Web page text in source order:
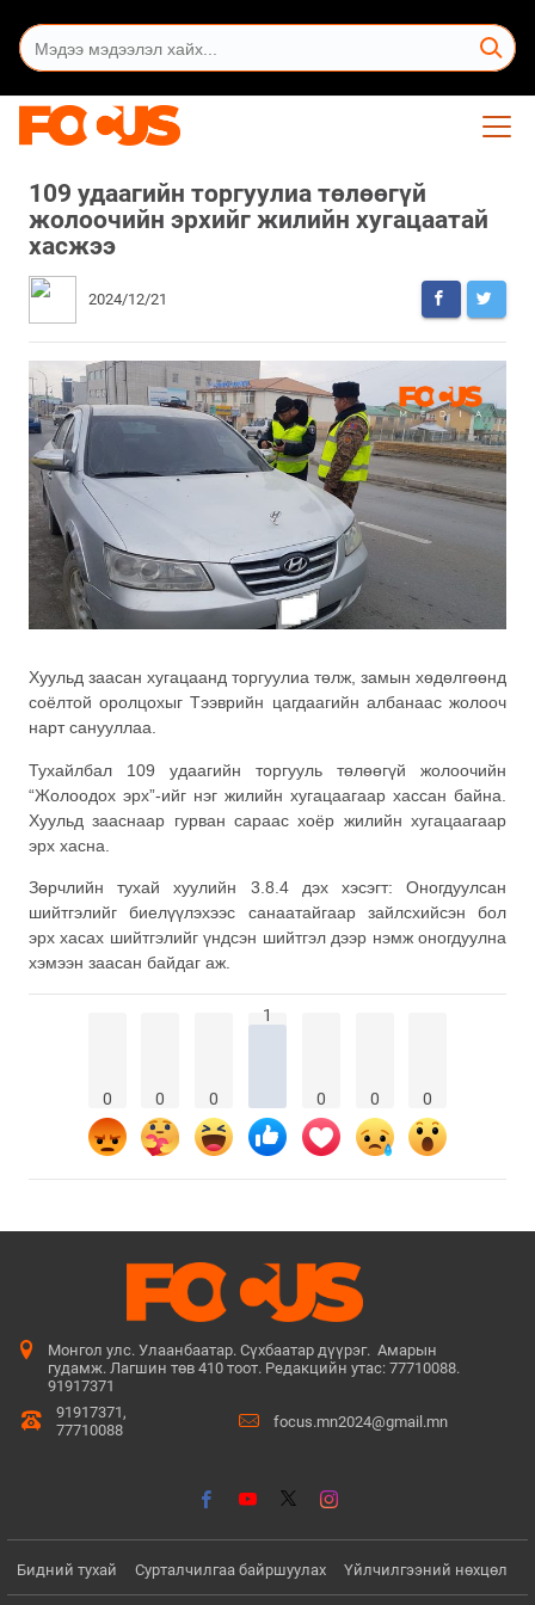
109 удаагийн торгуулиа төлөөгүй
жолоочийн эрхийг жилийн хугацаатай
хасжээ
2024/12/21
Хуульд заасан хугацаанд торгуулиа төлж, замын хөдөлгөөнд
соёлтой оролцохыг Тээврийн цагдаагийн албанаас жолооч
нарт санууллаа.
Тухайлбал 109 удаагийн торгууль төлөөгүй жолоочийн
“Жолоодох эрх”-ийг нэг жилийн хугацаагаар хассан байна.
Хуульд зааснаар гурван сараас хоёр жилийн хугацаагаар
эрх хасна.
Зөрчлийн тухай хуулийн 3.8.4 дэх хэсэгт: Оногдуулсан
шийтгэлийг биелүүлэхээс санаатайгаар зайлсхийсэн бол
эрх хасах шийтгэлийг үндсэн шийтгэл дээр нэмж оногдуулна
хэмээн заасан байдаг аж.
0 0 0
1
0 0 0
Монгол улс. Улаанбаатар. Сүхбаатар дүүрэг. Амарын
гудамж. Лагшин төв 410 тоот. Редакцийн утас: 77710088.
91917371
91917371,
77710088
focus.mn2024@gmail.mn
Бидний тухай Сурталчилгаа байршуулах Үйлчилгээний нөхцөл